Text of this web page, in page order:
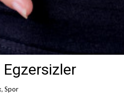
Egzersizler
, Spor